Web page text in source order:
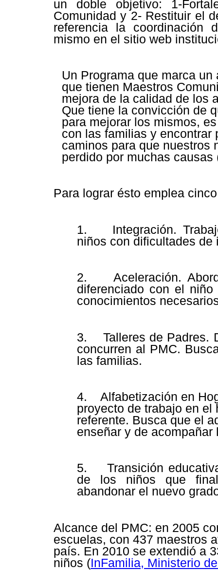
un doble objetivo: 1-
Comunidad y 2- Restituir el
referencia la coordinación
mismo en el sitio web
Un Programa que marca
que tienen Maestros
mejora de la calidad de los
Que tiene la convicción de
para mejorar los mismos,
con las familias y encontrar
caminos para que nuestros
perdido por muchas causas
Para lograr ésto emplea
1. Integración.
niños con dificultades de
2. Aceleración.
diferenciado con el
conocimientos
3. Talleres de Padres.
concurren al PMC.
las familias.
4. Alfabetización en
proyecto de trabajo en
referente. Busca que el
enseñar y de
5. Transición
de los niños que
abandonar el nuevo
Alcance del PMC: en 2005
escuelas, con 437 maestros
país. En 2010 se extendió a
niños (InFamilia, Ministerio